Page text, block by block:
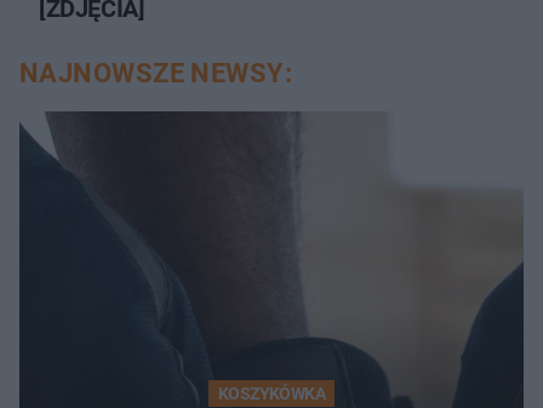
[ZDJĘCIA]
NAJNOWSZE NEWSY:
KOSZYKÓWKA